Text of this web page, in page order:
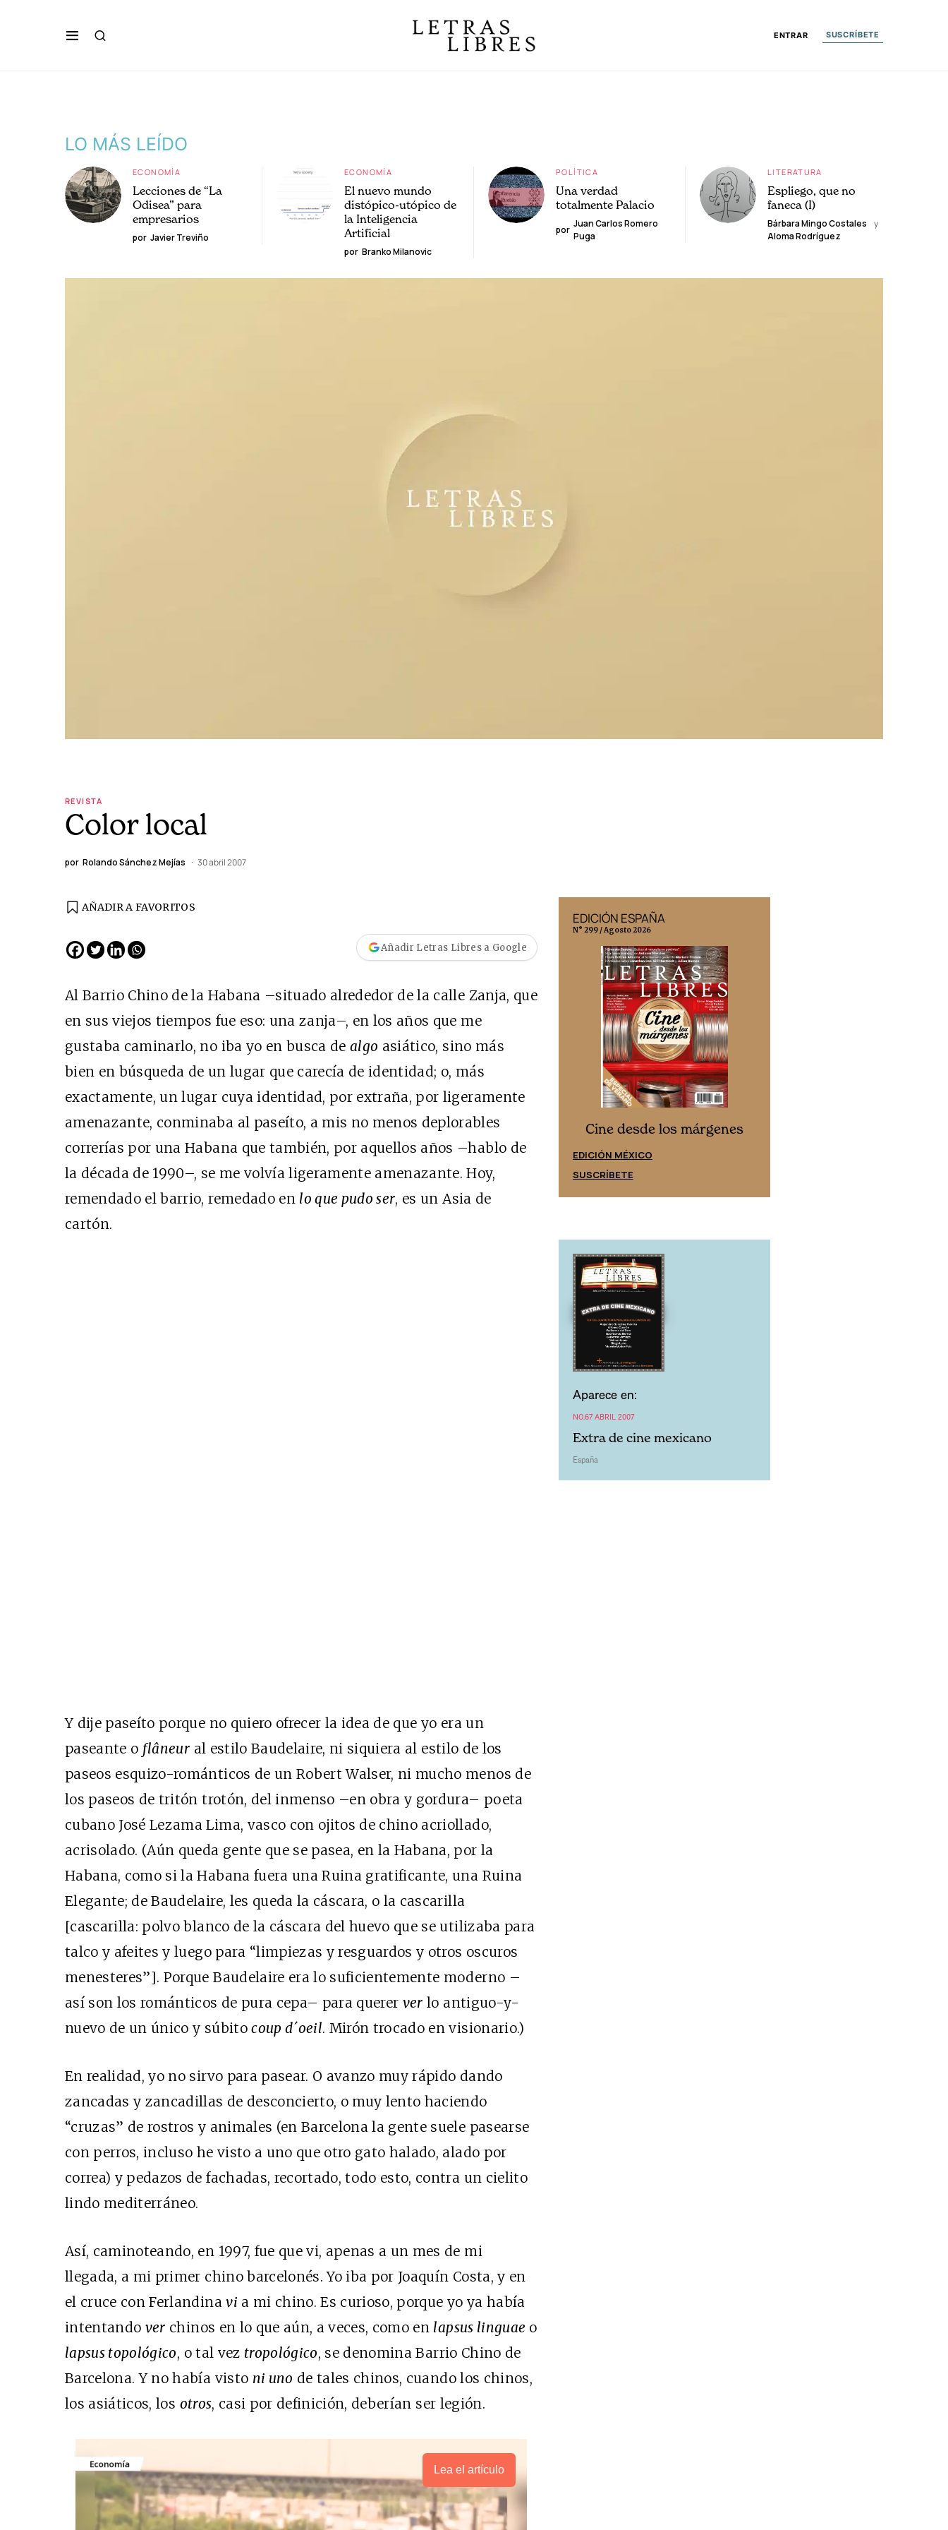
ENTRAR SUSCRÍBETE
LO MÁS LEÍDO
ECONOMÍA
Lecciones de “La
Odisea” para
empresarios
por Javier Treviño
ECONOMÍA
El nuevo mundo
distópico-utópico de
la Inteligencia
Artificial
por Branko Milanovic
POLÍTICA
Una verdad
totalmente Palacio
por
Juan Carlos Romero
Puga
LITERATURA
Espliego, que no
faneca (I)
Bárbara Mingo Costales
y
Aloma Rodríguez
REVISTA
Color local
por Rolando Sánchez Mejías 30 abril 2007
AÑADIR A FAVORITOS
Añadir Letras Libres a Google
Al Barrio Chino de la Habana –situado alrededor de la calle Zanja, que
en sus viejos tiempos fue eso: una zanja–, en los años que me
gustaba caminarlo, no iba yo en busca dealgo asiático, sino más
bien en búsqueda de un lugar que carecía de identidad; o, más
exactamente, un lugar cuya identidad, por extraña, por ligeramente
amenazante, conminaba al paseíto, a mis no menos deplorables
correrías por una Habana que también, por aquellos años –hablo de
la década de 1990–, se me volvía ligeramente amenazante. Hoy,
remendado el barrio, remedado en lo que pudo ser, es un Asia de
cartón.
Y dije paseíto porque no quiero ofrecer la idea de que yo era un
paseante o flâneur al estilo Baudelaire, ni siquiera al estilo de los
paseos esquizo-románticos de un Robert Walser, ni mucho menos de
los paseos de tritón trotón, del inmenso –en obra y gordura– poeta
cubano José Lezama Lima, vasco con ojitos de chino acriollado,
acrisolado. (Aún queda gente que se pasea, en la Habana, por la
Habana, como si la Habana fuera una Ruina gratificante, una Ruina
Elegante; de Baudelaire, les queda la cáscara, o la cascarilla
[cascarilla: polvo blanco de la cáscara del huevo que se utilizaba para
talco y afeites y luego para “limpiezas y resguardos y otros oscuros
menesteres”]. Porque Baudelaire era lo suficientemente moderno –
así son los románticos de pura cepa– para querer ver lo antiguo-y-
nuevo de un único y súbitocoup d´oeil. Mirón trocado en visionario.)
En realidad, yo no sirvo para pasear. O avanzo muy rápido dando
zancadas y zancadillas de desconcierto, o muy lento haciendo
“cruzas” de rostros y animales (en Barcelona la gente suele pasearse
con perros, incluso he visto a uno que otro gato halado, alado por
correa) y pedazos de fachadas, recortado, todo esto, contra un cielito
lindo mediterráneo.
Así, caminoteando, en 1997, fue que vi, apenas a un mes de mi
llegada, a mi primer chino barcelonés. Yo iba por Joaquín Costa, y en
el cruce con Ferlandinavi a mi chino. Es curioso, porque yo ya había
intentando ver chinos en lo que aún, a veces, como en lapsus linguae o
lapsus topológico, o tal vez tropológico, se denomina Barrio Chino de
Barcelona. Y no había visto ni uno de tales chinos, cuando los chinos,
los asiáticos, los otros, casi por definición, deberían ser legión.
Lea el artículo
Cine desde los márgenes
EDICIÓN MÉXICO
SUSCRÍBETE
Cine desde los márgenes
EDICIÓN ESPAÑA
SUSCRÍBETE
EDICIÓN ESPAÑA
N° 299 / Agosto 2026
Cine desde los márgenes
EDICIÓN MÉXICO
SUSCRÍBETE
Aparece en:
NO.67 ABRIL 2007
Extra de cine mexicano
España